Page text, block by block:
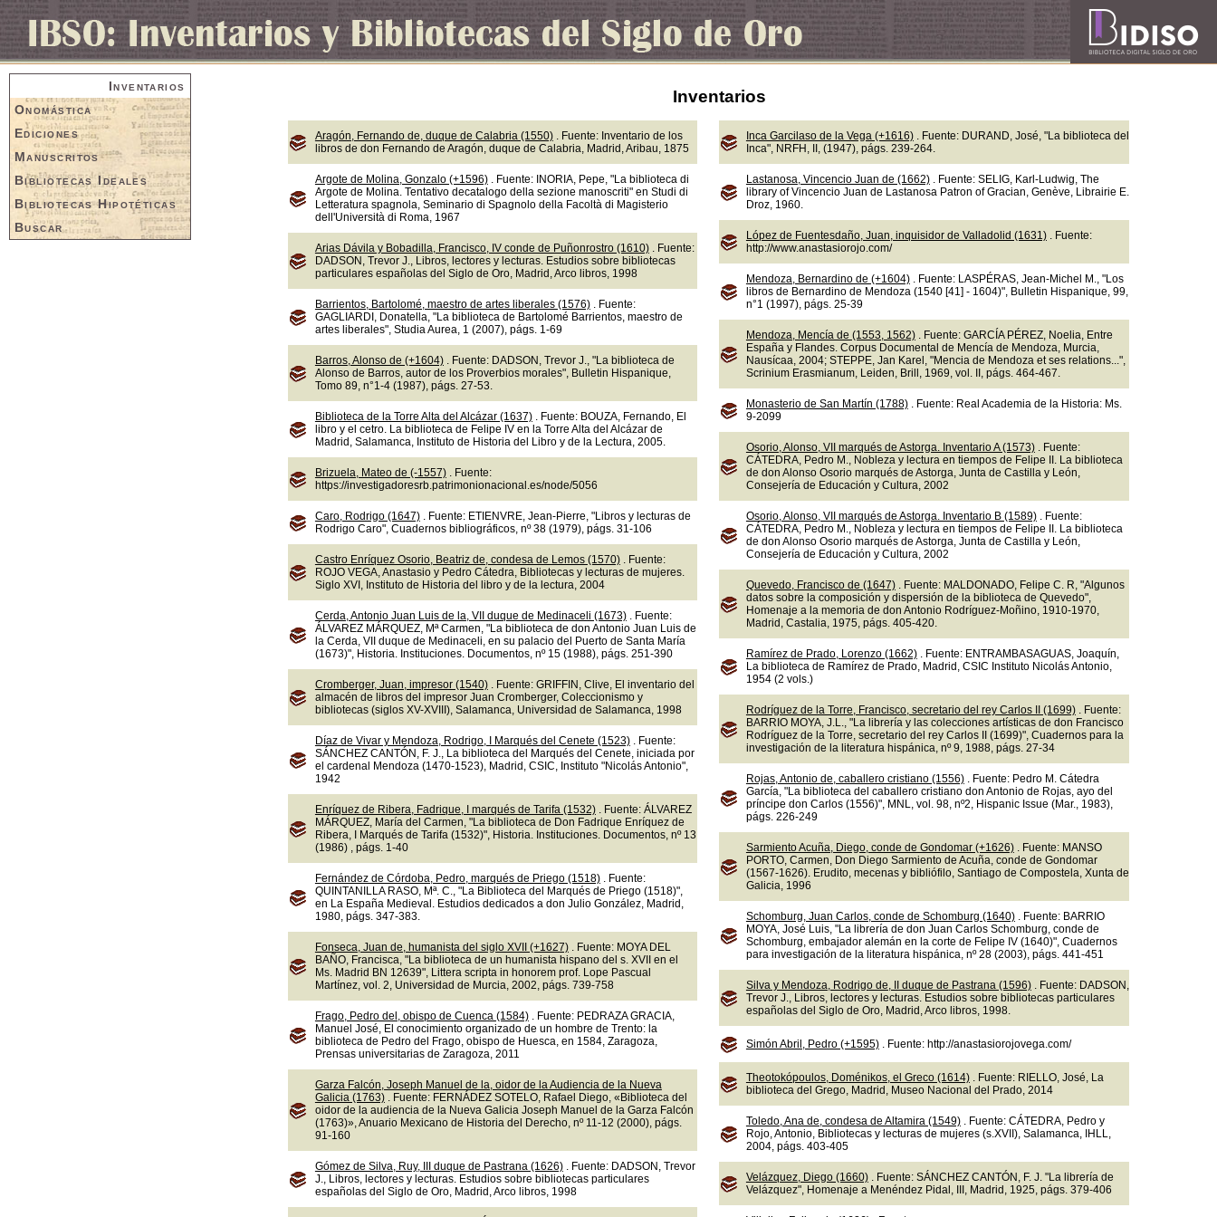
Inventarios
Onomástica
Ediciones
Manuscritos
Bibliotecas Ideales
Bibliotecas Hipotéticas
Buscar
Inventarios
Aragón, Fernando de, duque de Calabria (1550). Fuente: Inventario de los
libros de don Fernando de Aragón, duque de Calabria, Madrid, Aribau, 1875
Argote de Molina, Gonzalo (+1596). Fuente: INORIA, Pepe, "La biblioteca di
Argote de Molina. Tentativo decatalogo della sezione manoscriti" en Studi di
Letteratura spagnola, Seminario di Spagnolo della Facoltà di Magisterio
dell'Università di Roma, 1967
Arias Dávila y Bobadilla, Francisco, IV conde de Puñonrostro (1610). Fuente:
DADSON, Trevor J., Libros, lectores y lecturas. Estudios sobre bibliotecas
particulares españolas del Siglo de Oro, Madrid, Arco libros, 1998
Barrientos, Bartolomé, maestro de artes liberales (1576). Fuente:
GAGLIARDI, Donatella, "La biblioteca de Bartolomé Barrientos, maestro de
artes liberales", Studia Aurea, 1 (2007), págs. 1-69
Barros, Alonso de (+1604). Fuente: DADSON, Trevor J., "La biblioteca de
Alonso de Barros, autor de los Proverbios morales", Bulletin Hispanique,
Tomo 89, n°1-4 (1987), págs. 27-53.
Biblioteca de la Torre Alta del Alcázar (1637). Fuente: BOUZA, Fernando, El
libro y el cetro. La biblioteca de Felipe IV en la Torre Alta del Alcázar de
Madrid, Salamanca, Instituto de Historia del Libro y de la Lectura, 2005.
Brizuela, Mateo de (-1557). Fuente:
https://investigadoresrb.patrimonionacional.es/node/5056
Caro, Rodrigo (1647). Fuente: ETIENVRE, Jean-Pierre, "Libros y lecturas de
Rodrigo Caro", Cuadernos bibliográficos, nº 38 (1979), págs. 31-106
Castro Enríquez Osorio, Beatriz de, condesa de Lemos (1570). Fuente:
ROJO VEGA, Anastasio y Pedro Cátedra, Bibliotecas y lecturas de mujeres.
Siglo XVI, Instituto de Historia del libro y de la lectura, 2004
Cerda, Antonio Juan Luis de la, VII duque de Medinaceli (1673). Fuente:
ÁLVAREZ MÁRQUEZ, Mª Carmen, "La biblioteca de don Antonio Juan Luis de
la Cerda, VII duque de Medinaceli, en su palacio del Puerto de Santa María
(1673)", Historia. Instituciones. Documentos, nº 15 (1988), págs. 251-390
Cromberger, Juan, impresor (1540). Fuente: GRIFFIN, Clive, El inventario del
almacén de libros del impresor Juan Cromberger, Coleccionismo y
bibliotecas (siglos XV-XVIII), Salamanca, Universidad de Salamanca, 1998
Díaz de Vivar y Mendoza, Rodrigo, I Marqués del Cenete (1523). Fuente:
SÁNCHEZ CANTÓN, F. J., La biblioteca del Marqués del Cenete, iniciada por
el cardenal Mendoza (1470-1523), Madrid, CSIC, Instituto "Nicolás Antonio",
1942
Enríquez de Ribera, Fadrique, I marqués de Tarifa (1532). Fuente: ÁLVAREZ
MÁRQUEZ, María del Carmen, "La biblioteca de Don Fadrique Enríquez de
Ribera, I Marqués de Tarifa (1532)", Historia. Instituciones. Documentos, nº 13
(1986) , págs. 1-40
Fernández de Córdoba, Pedro, marqués de Priego (1518). Fuente:
QUINTANILLA RASO, Mª. C., "La Biblioteca del Marqués de Priego (1518)",
en La España Medieval. Estudios dedicados a don Julio González, Madrid,
1980, págs. 347-383.
Fonseca, Juan de, humanista del siglo XVII (+1627). Fuente: MOYA DEL
BAÑO, Francisca, "La biblioteca de un humanista hispano del s. XVII en el
Ms. Madrid BN 12639", Littera scripta in honorem prof. Lope Pascual
Martínez, vol. 2, Universidad de Murcia, 2002, págs. 739-758
Frago, Pedro del, obispo de Cuenca (1584). Fuente: PEDRAZA GRACIA,
Manuel José, El conocimiento organizado de un hombre de Trento: la
biblioteca de Pedro del Frago, obispo de Huesca, en 1584, Zaragoza,
Prensas universitarias de Zaragoza, 2011
Garza Falcón, Joseph Manuel de la, oidor de la Audiencia de la Nueva
Galicia (1763). Fuente: FERNÁDEZ SOTELO, Rafael Diego, «Biblioteca del
oidor de la audiencia de la Nueva Galicia Joseph Manuel de la Garza Falcón
(1763)», Anuario Mexicano de Historia del Derecho, nº 11-12 (2000), págs.
91-160
Gómez de Silva, Ruy, III duque de Pastrana (1626). Fuente: DADSON, Trevor
J., Libros, lectores y lecturas. Estudios sobre bibliotecas particulares
españolas del Siglo de Oro, Madrid, Arco libros, 1998
Inca Garcilaso de la Vega (+1616). Fuente: DURAND, José, "La biblioteca del
Inca", NRFH, II, (1947), págs. 239-264.
Lastanosa, Vincencio Juan de (1662). Fuente: SELIG, Karl-Ludwig, The
library of Vincencio Juan de Lastanosa Patron of Gracian, Genève, Librairie E.
Droz, 1960.
López de Fuentesdaño, Juan, inquisidor de Valladolid (1631). Fuente:
http://www.anastasiorojo.com/
Mendoza, Bernardino de (+1604). Fuente: LASPÉRAS, Jean-Michel M., "Los
libros de Bernardino de Mendoza (1540 [41] - 1604)", Bulletin Hispanique, 99,
n°1 (1997), págs. 25-39
Mendoza, Mencía de (1553, 1562). Fuente: GARCÍA PÉREZ, Noelia, Entre
España y Flandes. Corpus Documental de Mencía de Mendoza, Murcia,
Nausícaa, 2004; STEPPE, Jan Karel, "Mencia de Mendoza et ses relations...",
Scrinium Erasmianum, Leiden, Brill, 1969, vol. II, págs. 464-467.
Monasterio de San Martín (1788). Fuente: Real Academia de la Historia: Ms.
9-2099
Osorio, Alonso, VII marqués de Astorga. Inventario A (1573). Fuente:
CÁTEDRA, Pedro M., Nobleza y lectura en tiempos de Felipe II. La biblioteca
de don Alonso Osorio marqués de Astorga, Junta de Castilla y León,
Consejería de Educación y Cultura, 2002
Osorio, Alonso, VII marqués de Astorga. Inventario B (1589). Fuente:
CÁTEDRA, Pedro M., Nobleza y lectura en tiempos de Felipe II. La biblioteca
de don Alonso Osorio marqués de Astorga, Junta de Castilla y León,
Consejería de Educación y Cultura, 2002
Quevedo, Francisco de (1647). Fuente: MALDONADO, Felipe C. R, "Algunos
datos sobre la composición y dispersión de la biblioteca de Quevedo",
Homenaje a la memoria de don Antonio Rodríguez-Moñino, 1910-1970,
Madrid, Castalia, 1975, págs. 405-420.
Ramírez de Prado, Lorenzo (1662). Fuente: ENTRAMBASAGUAS, Joaquín,
La biblioteca de Ramírez de Prado, Madrid, CSIC Instituto Nicolás Antonio,
1954 (2 vols.)
Rodríguez de la Torre, Francisco, secretario del rey Carlos II (1699). Fuente:
BARRIO MOYA, J.L., "La librería y las colecciones artísticas de don Francisco
Rodríguez de la Torre, secretario del rey Carlos II (1699)", Cuadernos para la
investigación de la literatura hispánica, nº 9, 1988, págs. 27-34
Rojas, Antonio de, caballero cristiano (1556). Fuente: Pedro M. Cátedra
García, "La biblioteca del caballero cristiano don Antonio de Rojas, ayo del
príncipe don Carlos (1556)", MNL, vol. 98, nº2, Hispanic Issue (Mar., 1983),
págs. 226-249
Sarmiento Acuña, Diego, conde de Gondomar (+1626). Fuente: MANSO
PORTO, Carmen, Don Diego Sarmiento de Acuña, conde de Gondomar
(1567-1626). Erudito, mecenas y bibliófilo, Santiago de Compostela, Xunta de
Galicia, 1996
Schomburg, Juan Carlos, conde de Schomburg (1640). Fuente: BARRIO
MOYA, José Luis, "La librería de don Juan Carlos Schomburg, conde de
Schomburg, embajador alemán en la corte de Felipe IV (1640)", Cuadernos
para investigación de la literatura hispánica, nº 28 (2003), págs. 441-451
Silva y Mendoza, Rodrigo de, II duque de Pastrana (1596). Fuente: DADSON,
Trevor J., Libros, lectores y lecturas. Estudios sobre bibliotecas particulares
españolas del Siglo de Oro, Madrid, Arco libros, 1998.
Simón Abril, Pedro (+1595). Fuente: http://anastasiorojovega.com/
Theotokópoulos, Doménikos, el Greco (1614). Fuente: RIELLO, José, La
biblioteca del Grego, Madrid, Museo Nacional del Prado, 2014
Toledo, Ana de, condesa de Altamira (1549). Fuente: CÁTEDRA, Pedro y
Rojo, Antonio, Bibliotecas y lecturas de mujeres (s.XVII), Salamanca, IHLL,
2004, págs. 403-405
Velázquez, Diego (1660). Fuente: SÁNCHEZ CANTÓN, F. J. "La librería de
Velázquez", Homenaje a Menéndez Pidal, III, Madrid, 1925, págs. 379-406